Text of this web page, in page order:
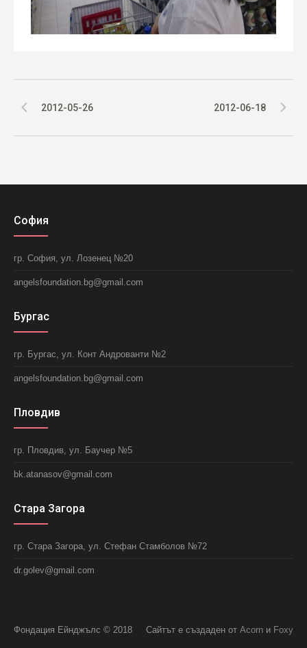
2012-06-18
2012-05-26
София
гр. София, ул. Лозенец №20
angelsfoundation.bg@gmail.com
Бургас
гр. Бургас, ул. Конт Андрованти №2
angelsfoundation.bg@gmail.com
Пловдив
гр. Пловдив, ул. Баучер №5
bk.atanasov@gmail.com
Стара Загора
гр. Стара Загора, ул. Стефан Стамболов №72
dr.golev@gmail.com
Сайтът е създаден от Acorn и Foxy
Фондация Ейнджълс © 2018